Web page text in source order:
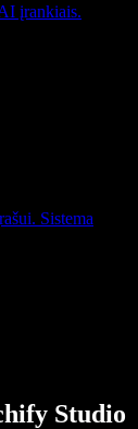
įrankiais.
Sistema
Studio